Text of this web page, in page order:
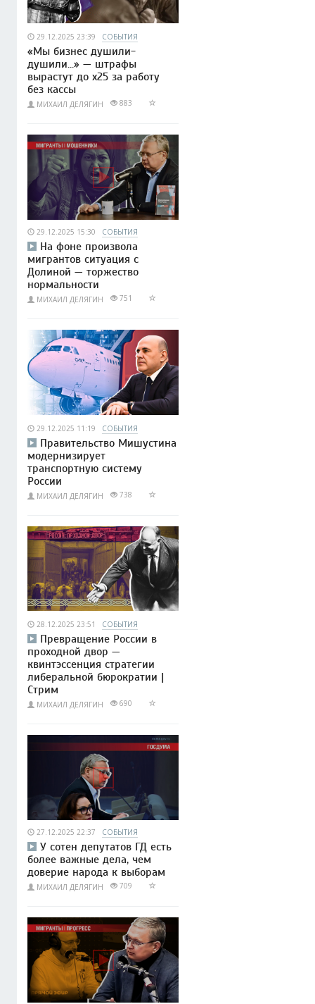
29.12.2025 23:39 СОБЫТИЯ
«Мы бизнес душили-
душили…» — штрафы
вырастут до x25 за работу
без кассы
МИХАИЛ ДЕЛЯГИН 883
29.12.2025 15:30 СОБЫТИЯ
На фоне произвола
мигрантов ситуация с
Долиной — торжество
нормальности
МИХАИЛ ДЕЛЯГИН 751
29.12.2025 11:19 СОБЫТИЯ
Правительство Мишустина
модернизирует
транспортную систему
России
МИХАИЛ ДЕЛЯГИН 738
28.12.2025 23:51 СОБЫТИЯ
Превращение России в
проходной двор —
квинтэссенция стратегии
либеральной бюрократии |
Стрим
МИХАИЛ ДЕЛЯГИН 690
27.12.2025 22:37 СОБЫТИЯ
У сотен депутатов ГД есть
более важные дела, чем
доверие народа к выборам
МИХАИЛ ДЕЛЯГИН 709